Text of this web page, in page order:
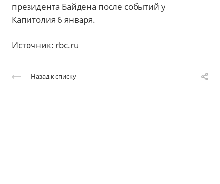
президента Байдена после событий у
Капитолия 6 января.
Источник: rbc.ru
Назад к списку